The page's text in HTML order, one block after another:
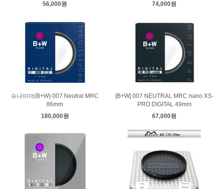
56,000원
74,000원
슈나이더(B+W) 007 Neutral MRC
86mm
180,000원
[B+W] 007 NEUTRAL MRC nano XS-
PRO DIGITAL 49mm
67,000원